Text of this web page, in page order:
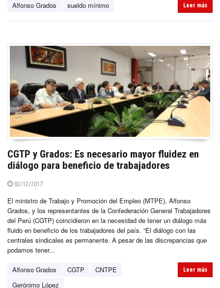
Alfonso Grados sueldo mínimo Leer más
CGTP y Grados: Es necesario mayor fluidez en
diálogo para beneficio de trabajadores
02/12/2017
El ministro de Trabajo y Promoción del Empleo (MTPE), Alfonso
Grados, y los representantes de la Confederación General Trabajadores
del Perú (CGTP) coincidieron en la necesidad de tener un diálogo más
fluido en beneficio de los trabajadores del país. “El diálogo con las
centrales sindicales es permanente. A pesar de las discrepancias que
podamos tener...
Alfonso Grados CGTP
CNTPE
Gerónimo López
Leer más